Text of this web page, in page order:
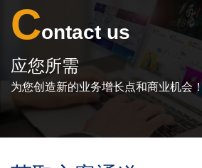
Contact us
应您所需
为您创造新的业务增长点和商业机会！